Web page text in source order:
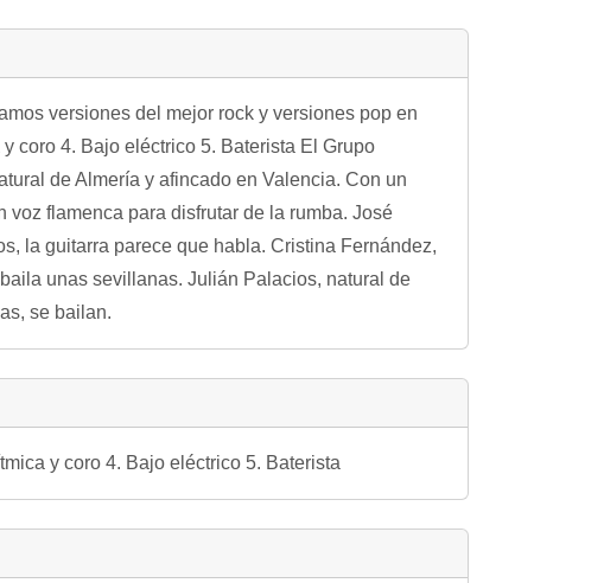
versiones del mejor rock y versiones pop en
coro 4. Bajo eléctrico 5. Baterista El Grupo
de Almería y afincado en Valencia. Con un
flamenca para disfrutar de la rumba. José
la guitarra parece que habla. Cristina Fernández,
unas sevillanas. Julián Palacios, natural de
se bailan.
y coro 4. Bajo eléctrico 5. Baterista